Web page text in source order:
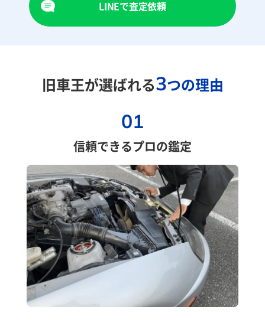
LINEで査定依頼
旧車王が選ばれる3つの理由
01
信頼できるプロの鑑定